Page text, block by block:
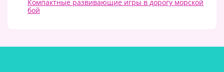
Компактные развивающие игры в дорогу морской
бой